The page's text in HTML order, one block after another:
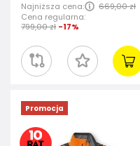
Najniższa cena:
669,00 zł
Cena regularna:
799,00 zł -17%
Promocja